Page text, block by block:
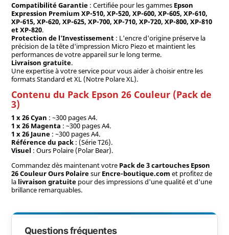
Compatibilité Garantie: Certifiée pour les gammes Epson
Expression Premium XP-510, XP-520, XP-600, XP-605, XP-610,
XP-615, XP-620, XP-625, XP-700, XP-710, XP-720, XP-800, XP-810
et XP-820.
Protection de l'Investissement: L'encre d'origine préserve la
précision de la tête d'impression Micro Piezo et maintient les
performances de votre appareil sur le long terme.
Livraison gratuite.
Une expertise à votre service pour vous aider à choisir entre les
formats Standard et XL (Notre Polare XL).
Contenu du Pack Epson 26 Couleur (Pack de
3)
1 x 26 Cyan : ~300 pages A4.
1 x 26 Magenta : ~300 pages A4.
1 x 26 Jaune: ~300 pages A4.
Référence du pack: (Série T26).
Visuel : Ours Polaire (Polar Bear).
Commandez dès maintenant votre Pack de 3 cartouches Epson
26 Couleur Ours PolairesurEncre-boutique.com et profitez de
la livraison gratuitepour des impressions d'une qualité et d'une
brillance remarquables.
Questions fréquentes